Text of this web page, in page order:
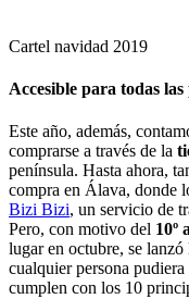
Cartel navidad 2019
Accesible para todas las
Este año, además,
comprarse a través de la
península. Hasta ahora,
compra en Álava, donde
Bizi Bizi, un servicio de
Pero, con motivo del 10º
lugar en octubre, se
cualquier persona
cumplen con los 10